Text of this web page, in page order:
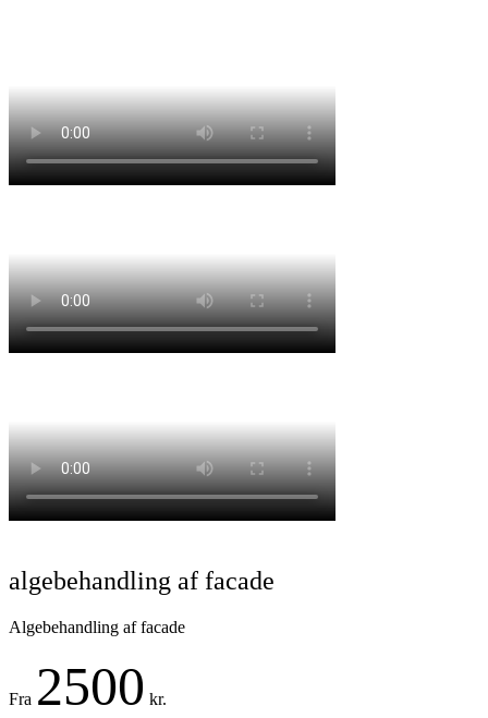
algebehandling af facade
Algebehandling af facade
Fra 2500 kr.